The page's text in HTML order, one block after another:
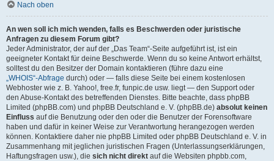
Nach oben
An wen soll ich mich wenden, falls es Beschwerden oder juristische
Anfragen zu diesem Forum gibt?
Jeder Administrator, der auf der „Das Team“-Seite aufgeführt ist, ist ein
geeigneter Kontakt für deine Beschwerde. Wenn du so keine Antwort erhältst,
solltest du den Besitzer der Domain kontaktieren (führe dazu eine
„WHOIS“-Abfrage durch) oder — falls diese Seite bei einem kostenlosen
Webhoster wie z. B. Yahoo!, free.fr, funpic.de usw. liegt — den Support oder
den Abuse-Kontakt des betreffenden Dienstes. Bitte beachte, dass phpBB
Limited (phpBB.com) und phpBB Deutschland e. V. (phpBB.de) absolut keinen
Einfluss auf die Benutzung oder den oder die Benutzer der Forensoftware
haben und dafür in keiner Weise zur Verantwortung herangezogen werden
können. Kontaktiere daher nie phpBB Limited oder phpBB Deutschland e. V. in
Zusammenhang mit jeglichen juristischen Fragen (Unterlassungserklärungen,
Haftungsfragen usw.), die sich nicht direkt auf die Websiten phpbb.com,